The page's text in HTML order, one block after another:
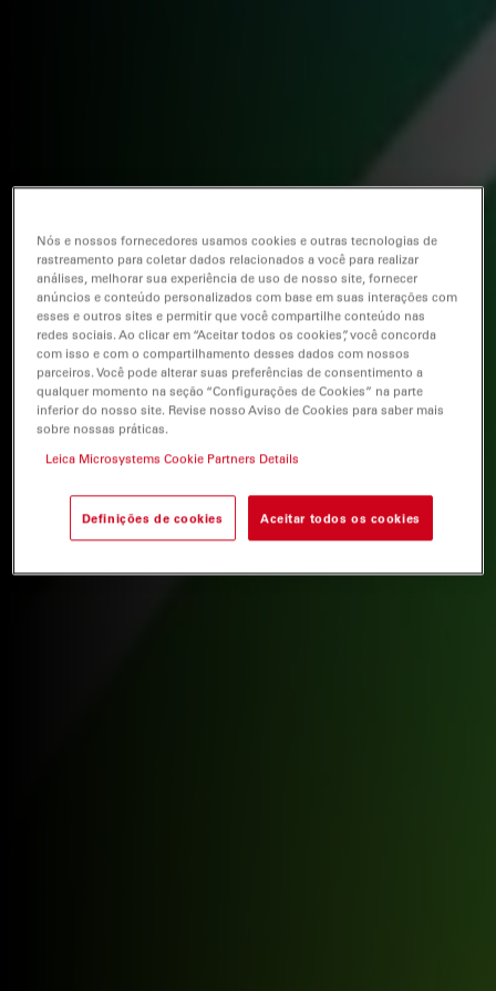
Nós e nossos fornecedores usamos cookies e outras tecnologias de
rastreamento para coletar dados relacionados a você para realizar
análises, melhorar sua experiência de uso de nosso site, fornecer
anúncios e conteúdo personalizados com base em suas interações com
esses e outros sites e permitir que você compartilhe conteúdo nas
redes sociais. Ao clicar em “Aceitar todos os cookies”, você concorda
com isso e com o compartilhamento desses dados com nossos
parceiros. Você pode alterar suas preferências de consentimento a
qualquer momento na seção “Configurações de Cookies” na parte
inferior do nosso site. Revise nosso Aviso de Cookies para saber mais
sobre nossas práticas.
Leica Microsystems Cookie Partners Details
Definições de cookies Aceitar todos os cookies